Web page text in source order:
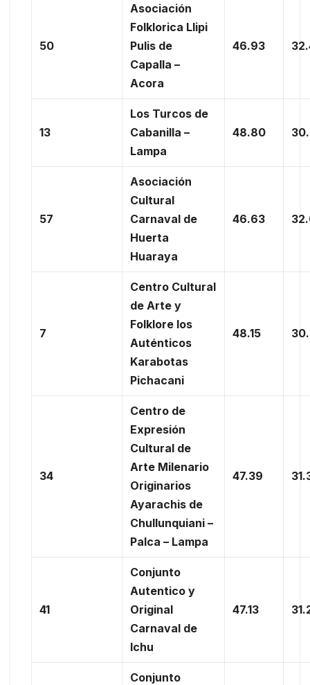
50
Asociación
Folklorica Llipi
Pulis de
Capalla –
Acora
46.93
13
Los Turcos de
Cabanilla –
Lampa
48.80
57
Asociación
Cultural
Carnaval de
Huerta
Huaraya
46.63
7
Centro Cultural
de Arte y
Folklore los
Auténticos
Karabotas
Pichacani
48.15
34
Centro de
Expresión
Cultural de
Arte Milenario
Originarios
Ayarachis de
Chullunquiani –
Palca – Lampa
47.39
41
Conjunto
Autentico y
Original
Carnaval de
Ichu
47.13
Conjunto